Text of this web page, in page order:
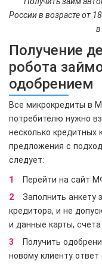
России в возрасте от
в
Получение
робота
одобрением
Все микрокредиты в
потребителю нужно
несколько кредитных
предложения с
следует:
Перейти на сайт
Заполнить анкету
кредитора, и не
и данные карты, счета
Получить
новому клиенту